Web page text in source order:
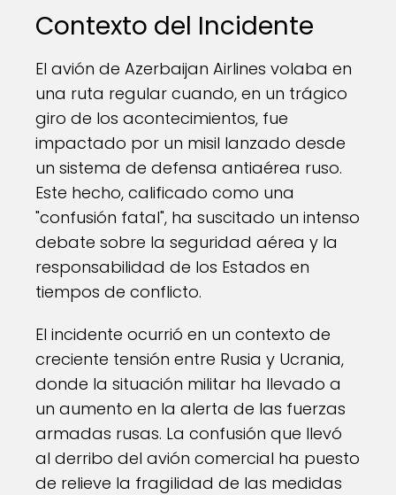
Contexto del Incidente
El avión de Azerbaijan Airlines volaba en
una ruta regular cuando, en un trágico
giro de los acontecimientos, fue
impactado por un misil lanzado desde
un sistema de defensa antiaérea ruso.
Este hecho, calificado como una
"confusión fatal", ha suscitado un intenso
debate sobre la seguridad aérea y la
responsabilidad de los Estados en
tiempos de conflicto.
El incidente ocurrió en un contexto de
creciente tensión entre Rusia y Ucrania,
donde la situación militar ha llevado a
un aumento en la alerta de las fuerzas
armadas rusas. La confusión que llevó
al derribo del avión comercial ha puesto
de relieve la fragilidad de las medidas